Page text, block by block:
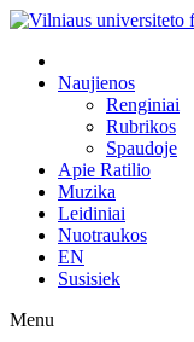
Naujienos
Renginiai
Rubrikos
Spaudoje
Apie Ratilio
Muzika
Leidiniai
Nuotraukos
EN
Susisiek
Menu